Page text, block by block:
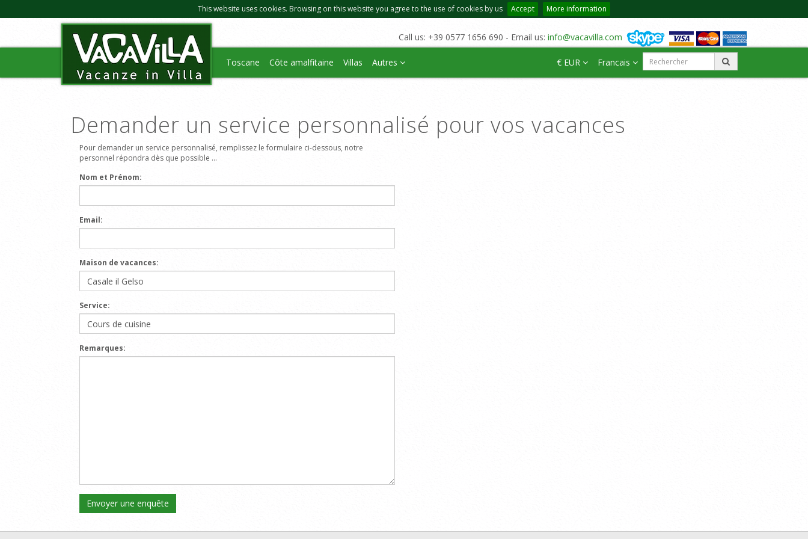
This website uses cookies. Browsing on this website you agree to the use of cookies by us Accept More information
Call us: +39 0577 1656 690 - Email us: info@vacavilla.com
Toscane Côte amalfitaine Villas Autres € EUR Francais
Demander un service personnalisé pour vos vacances
Pour demander un service personnalisé, remplissez le formulaire ci-dessous, notre
personnel répondra dès que possible ...
Nom et Prénom:
Email:
Maison de vacances:
Service:
Remarques: